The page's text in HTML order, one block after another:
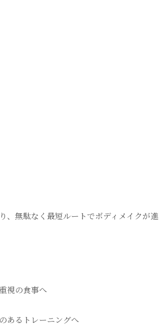
、無駄なく最短ルートでボディメイクが進
視の食事へ
あるトレーニングへ